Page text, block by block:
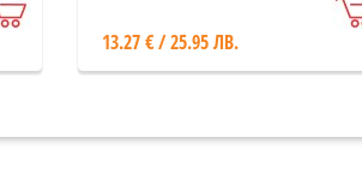
13.27 € / 25.95 ЛВ.